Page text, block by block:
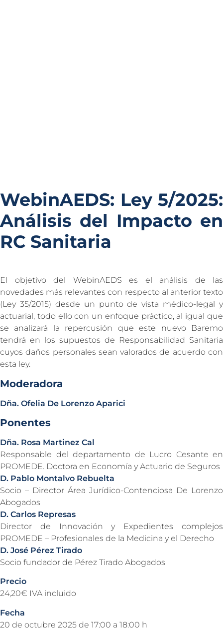
WebinAEDS: Ley 5/2025:
Análisis del Impacto en
RC Sanitaria
El objetivo del WebinAEDS es el análisis de las
novedades más relevantes con respecto al anterior texto
(Ley 35/2015) desde un punto de vista médico-legal y
actuarial, todo ello con un enfoque práctico, al igual que
se analizará la repercusión que este nuevo Baremo
tendrá en los supuestos de Responsabilidad Sanitaria
cuyos daños personales sean valorados de acuerdo con
esta ley.
Moderadora
Dña. Ofelia De Lorenzo Aparici
Ponentes
Dña. Rosa Martinez Cal
Responsable del departamento de Lucro Cesante en
PROMEDE. Doctora en Economía y Actuario de Seguros
D. Pablo Montalvo Rebuelta
Socio – Director Área Jurídico-Contenciosa De Lorenzo
Abogados
D. Carlos Represas
Director de Innovación y Expedientes complejos
PROMEDE – Profesionales de la Medicina y el Derecho
D. José Pérez Tirado
Socio fundador de Pérez Tirado Abogados
Precio
24,20€ IVA incluido
Fecha
20 de octubre 2025 de 17:00 a 18:00 h